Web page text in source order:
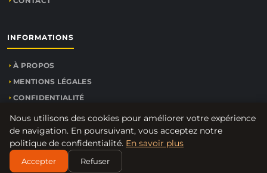
INFORMATIONS
À PROPOS
MENTIONS LÉGALES
CONFIDENTIALITÉ
PLAN DU SITE
© 2026Agent-commercial.net
Nous utilisons des cookies pour améliorer votre expérience
de navigation. En poursuivant, vous acceptez notre
politique de confidentialité. En savoir plus
Accepter Refuser